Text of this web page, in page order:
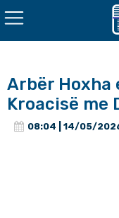
Arbër Hoxha
Kroacisë me
08:04 | 14/05/